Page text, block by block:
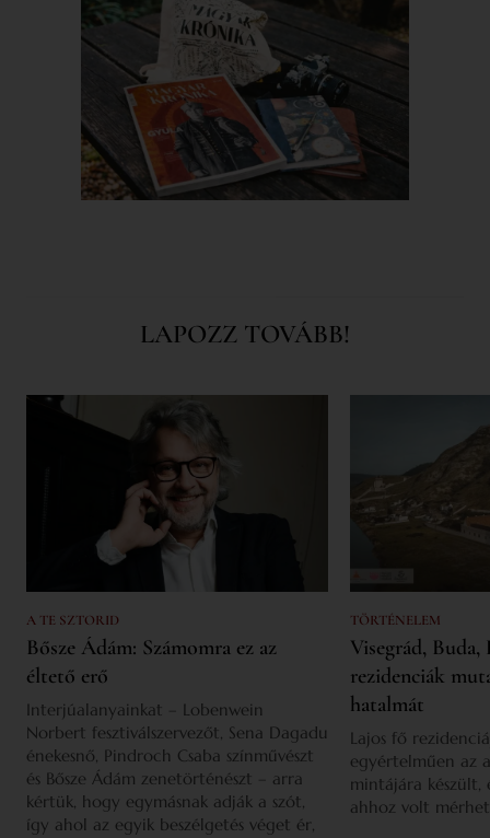
LAPOZZ TOVÁBB!
A TE SZTORID
Bősze Ádám: Számomra ez az
éltető erő
Interjúalanyainkat – Lobenwein
Norbert fesztiválszervezőt, Sena Dagadu
énekesnő, Pindroch Csaba színművészt
és Bősze Ádám zenetörténészt – arra
kértük, hogy egymásnak adják a szót,
így ahol az egyik beszélgetés véget ér,
TÖRTÉNELEM
Visegrád,
rezidenciák
hatalmát
Lajos fő
egyértelműen az
mintájára készült,
ahhoz volt